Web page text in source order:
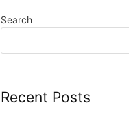
Search
Recent Posts